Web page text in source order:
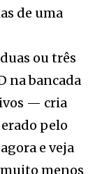
de uma
ou três
na bancada
— cria
pelo
e veja
menos